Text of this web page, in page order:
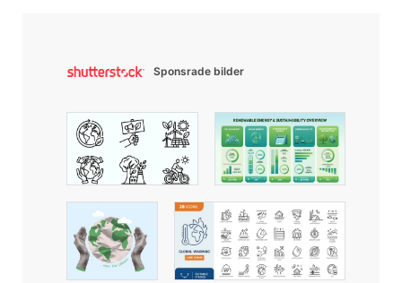
Sponsrade bilder